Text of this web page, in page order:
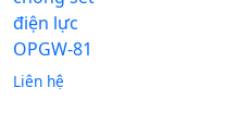
điện lực
OPGW-81
Liên hệ